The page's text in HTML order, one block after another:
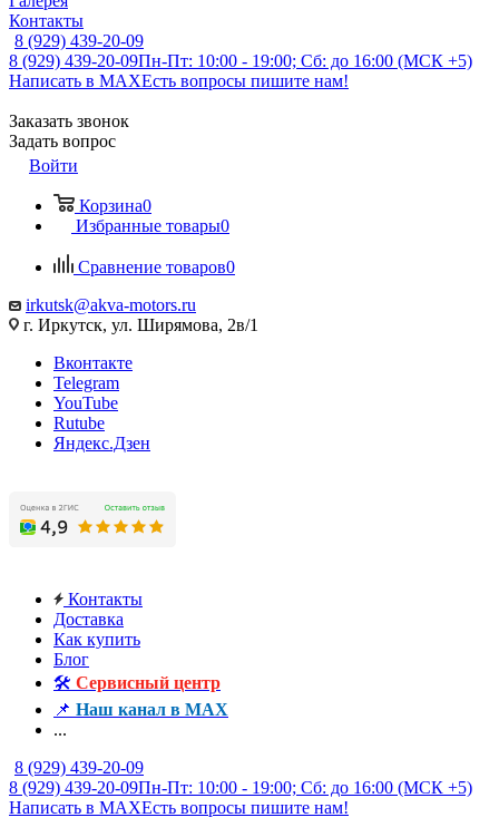
Контакты
8 (929) 439-20-09
8 (929) 439-20-09Пн-Пт: 10:00 - 19:00; Сб: до 16:00 (МСК +5)
Написать в MAXЕсть вопросы пишите нам!
Заказать звонок
Задать вопрос
Войти
Корзина0
Избранные товары0
Сравнение товаров0
irkutsk@akva-motors.ru
г. Иркутск, ул. Ширямова, 2в/1
Вконтакте
Telegram
YouTube
Rutube
Яндекс.Дзен
Контакты
Доставка
Как купить
Блог
🛠️ Сервисный центр
📌 Наш канал в MAX
...
8 (929) 439-20-09
8 (929) 439-20-09Пн-Пт: 10:00 - 19:00; Сб: до 16:00 (МСК +5)
Написать в MAXЕсть вопросы пишите нам!